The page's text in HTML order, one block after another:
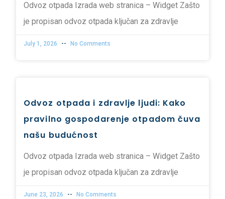
Odvoz otpada Izrada web stranica – Widget Zašto
je propisan odvoz otpada ključan za zdravlje
July 1, 2026 No Comments
Odvoz otpada i zdravlje ljudi: Kako
pravilno gospodarenje otpadom čuva
našu budućnost
Odvoz otpada Izrada web stranica – Widget Zašto
je propisan odvoz otpada ključan za zdravlje
June 23, 2026 No Comments